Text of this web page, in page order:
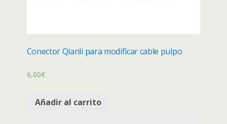
Conector Qianli para modificar cable pulpo
6,00€
Añadir al carrito